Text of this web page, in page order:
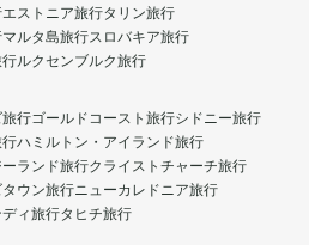
エストニア旅行タリン旅行
マルタ島旅行スロバキア旅行
行ルクセンブルク旅行
行ゴールドコースト旅行シドニー旅行
行ハミルトン・アイランド旅行
ランド旅行クライストチャーチ旅行
ウン旅行ニューカレドニア旅行
ィ旅行タヒチ旅行